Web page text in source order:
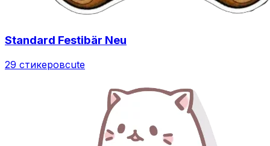
Standard Festibär Neu
29 стикеровcute